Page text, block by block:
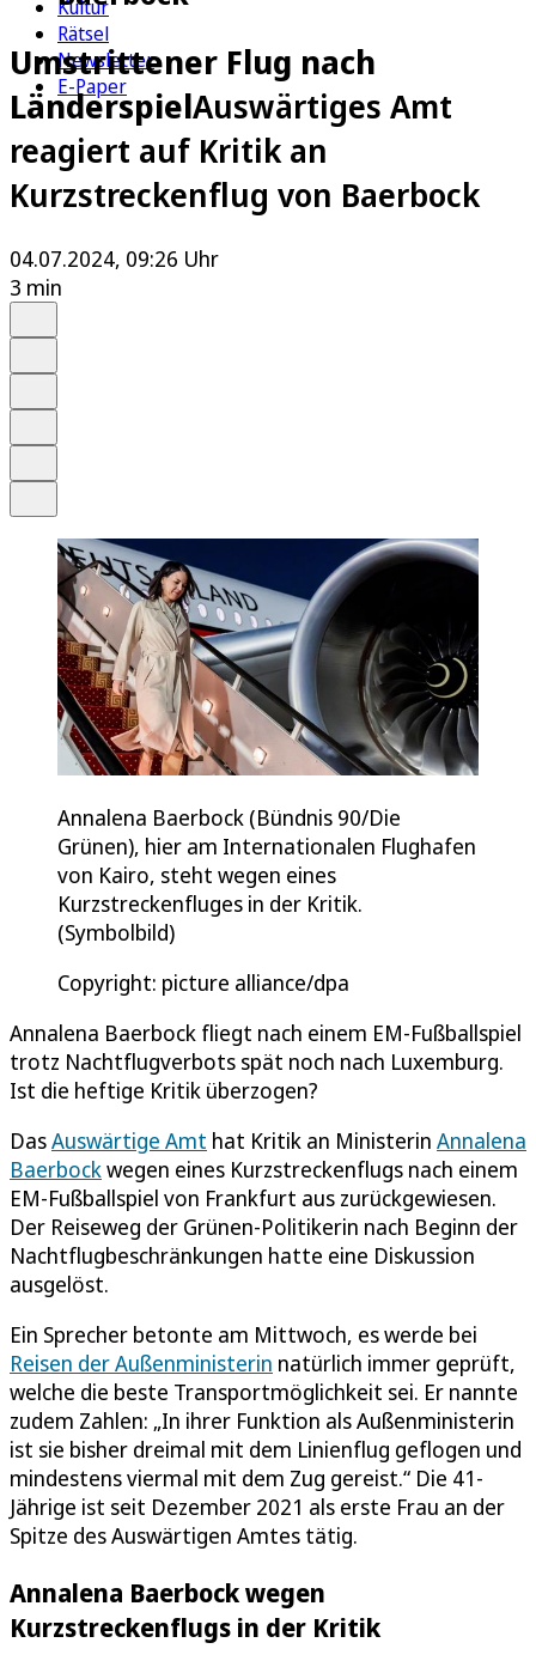
Kultur
Rätsel
Newsletter
E-Paper
Umstrittener Flug nach
LänderspielAuswärtiges Amt
reagiert auf Kritik an
Kurzstreckenflug von Baerbock
04.07.2024, 09:26 Uhr
3 min
Annalena Baerbock (Bündnis 90/Die
Grünen), hier am Internationalen Flughafen
von Kairo, steht wegen eines
Kurzstreckenfluges in der Kritik.
(Symbolbild)
Copyright: picture alliance/dpa
Annalena Baerbock fliegt nach einem EM-Fußballspiel
trotz Nachtflugverbots spät noch nach Luxemburg.
Ist die heftige Kritik überzogen?
DasAuswärtige Amt hat Kritik an Ministerin Annalena
Baerbockwegen eines Kurzstreckenflugs nach einem
EM-Fußballspiel von Frankfurt aus zurückgewiesen.
Der Reiseweg der Grünen-Politikerin nach Beginn der
Nachtflugbeschränkungen hatte eine Diskussion
ausgelöst.
Ein Sprecher betonte am Mittwoch, es werde bei
Reisen der Außenministerin natürlich immer geprüft,
welche die beste Transportmöglichkeit sei. Er nannte
zudem Zahlen: „In ihrer Funktion als Außenministerin
ist sie bisher dreimal mit dem Linienflug geflogen und
mindestens viermal mit dem Zug gereist.“ Die 41-
Jährige ist seit Dezember 2021 als erste Frau an der
Spitze des Auswärtigen Amtes tätig.
Annalena Baerbock wegen
Kurzstreckenflugs in der Kritik